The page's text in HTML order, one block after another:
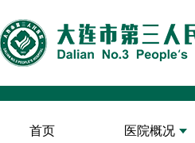
首页 医院概况